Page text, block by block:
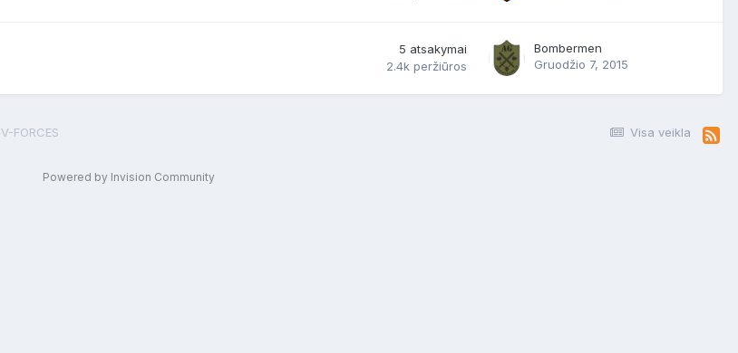
5 atsakymai
2.4k peržiūros
Bombermen
Gruodžio 7, 2015
Visa veikla
V-FORCES
Powered by Invision Community